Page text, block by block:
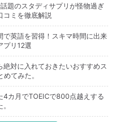
話題のスタディサプリが怪物過ぎ
コミを徹底解説
で英語を習得！スキマ時間に出来
プリ12選
絶対に入れておきたいおすすめス
てみた。
4カ月でTOEICで800点越えする